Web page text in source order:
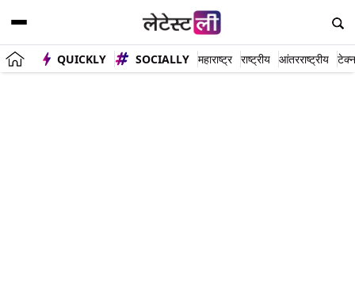
QUICKLY SOCIALLY महाराष्ट्र राष्ट्रीय आंतरराष्ट्रीय